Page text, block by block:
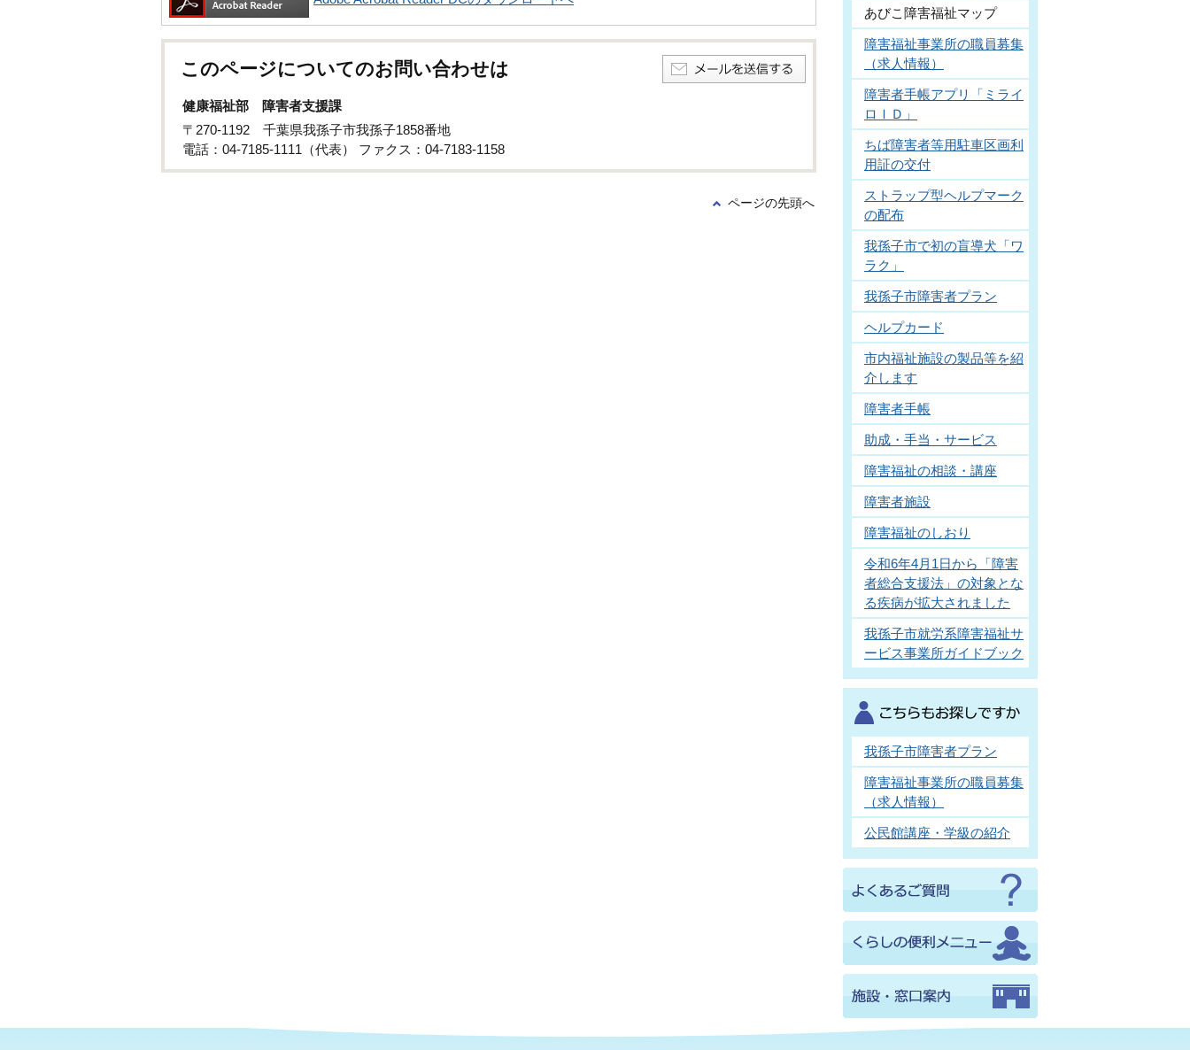
このページについてのお問い合わせは
健康福祉部 障害者支援課
〒270-1192 千葉県我孫子市我孫子1858番地
電話：04-7185-1111（代表） ファクス：04-7183-1158
ページの先頭へ
あびこ障害福祉マップ
障害福祉事業所の職員募集
（求人情報）
障害者手帳アプリ「ミライ
ロＩＤ」
ちば障害者等用駐車区画利
用証の交付
ストラップ型ヘルプマーク
の配布
我孫子市で初の盲導犬「ワ
ラク」
我孫子市障害者プラン
ヘルプカード
市内福祉施設の製品等を紹
介します
障害者手帳
助成・手当・サービス
障害福祉の相談・講座
障害者施設
障害福祉のしおり
令和6年4月1日から「障害
者総合支援法」の対象とな
る疾病が拡大されました
我孫子市就労系障害福祉サ
ービス事業所ガイドブック
我孫子市障害者プラン
障害福祉事業所の職員募集
（求人情報）
公民館講座・学級の紹介